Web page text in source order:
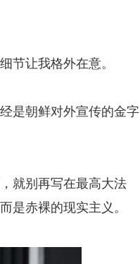
节让我格外在意。
是朝鲜对外宣传的金字
就别再写在最高大法
是赤裸的现实主义。